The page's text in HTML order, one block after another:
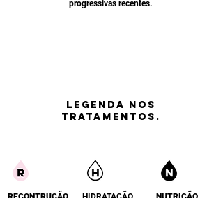
progressivas recentes.
LEGENDA nos
tratamentos.